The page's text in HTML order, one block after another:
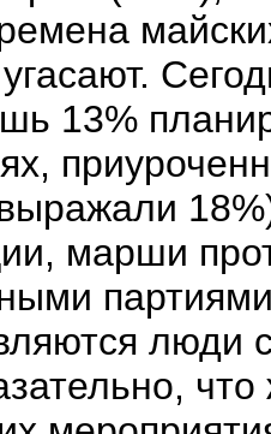
13%
марши
люди